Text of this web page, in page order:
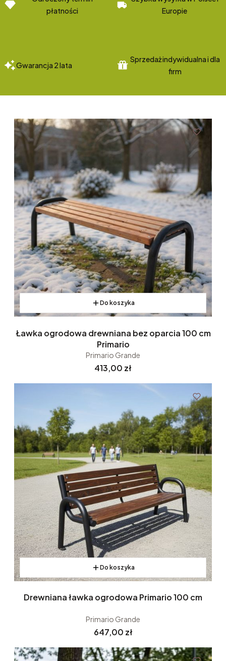
płatności
Europie
Gwarancja 2 lata
Sprzedaż indywidualna i dla
firm
Do koszyka
Ławka ogrodowa drewniana bez oparcia 100 cm
Primario
Primario Grande
Cena
413,00 zł
Do koszyka
Drewniana ławka ogrodowa Primario 100 cm
Primario Grande
Cena
647,00 zł